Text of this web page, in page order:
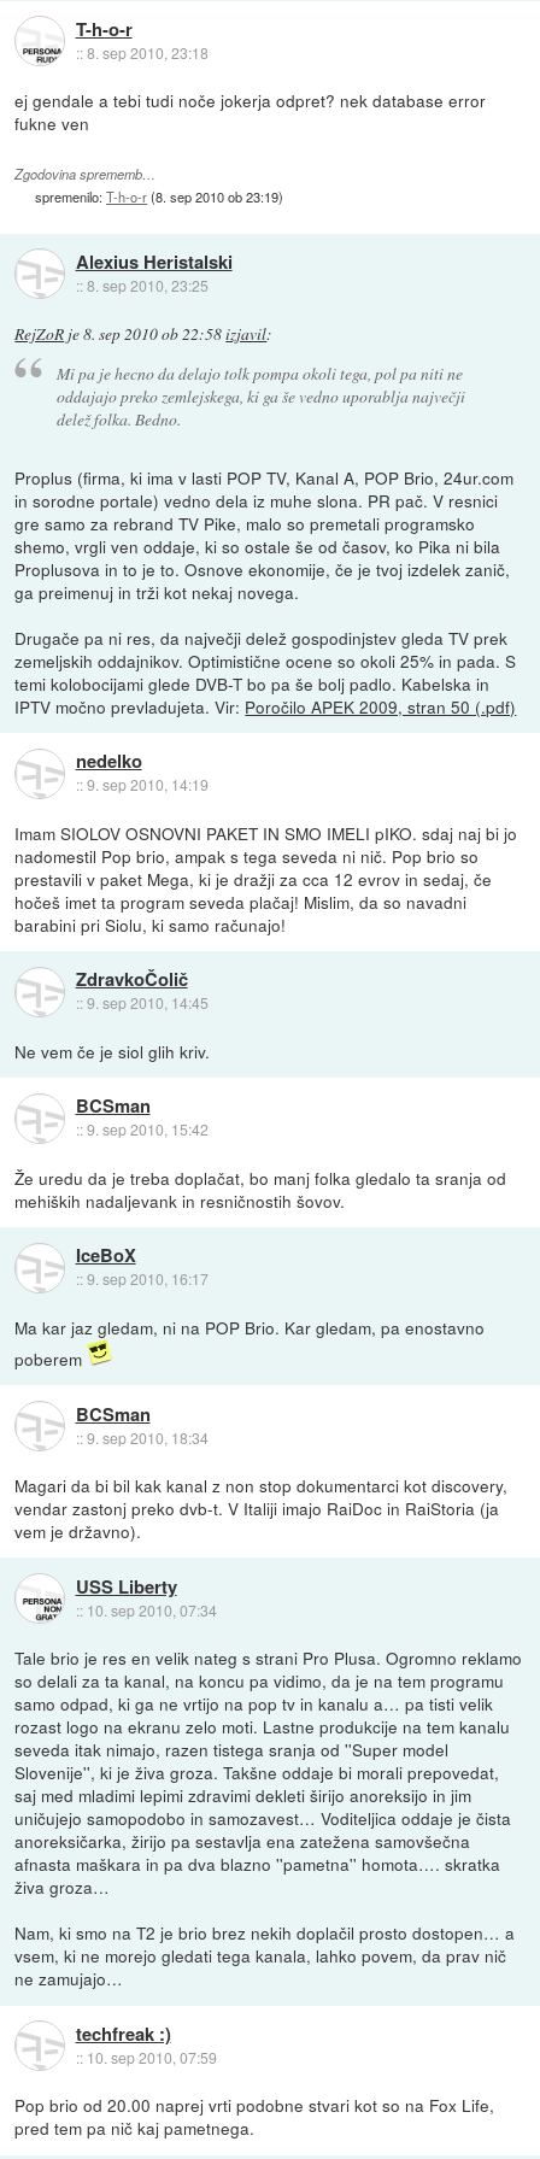
T-h-o-r
::8. sep 2010, 23:18
ej gendale a tebi tudi noče jokerja odpret? nek database error
fukne ven
Zgodovina sprememb…
spremenilo:T-h-o-r(8. sep 2010 ob 23:19)
Alexius Heristalski
::8. sep 2010, 23:25
RejZoR je8. sep 2010 ob 22:58izjavil:
Mi pa je hecno da delajo tolk pompa okoli tega, pol pa niti ne
oddajajo preko zemlejskega, ki ga še vedno uporablja največji
delež folka. Bedno.
Proplus (firma, ki ima v lasti POP TV, Kanal A, POP Brio, 24ur.com
in sorodne portale) vedno dela iz muhe slona. PR pač. V resnici
gre samo za rebrand TV Pike, malo so premetali programsko
shemo, vrgli ven oddaje, ki so ostale še od časov, ko Pika ni bila
Proplusova in to je to. Osnove ekonomije, če je tvoj izdelek zanič,
ga preimenuj in trži kot nekaj novega.
Drugače pa ni res, da največji delež gospodinjstev gleda TV prek
zemeljskih oddajnikov. Optimistične ocene so okoli 25% in pada. S
temi kolobocijami glede DVB-T bo pa še bolj padlo. Kabelska in
IPTV močno prevladujeta. Vir: Poročilo APEK 2009, stran 50 (.pdf)
nedelko
::9. sep 2010, 14:19
Imam SIOLOV OSNOVNI PAKET IN SMO IMELI pIKO. sdaj naj bi jo
nadomestil Pop brio, ampak s tega seveda ni nič. Pop brio so
prestavili v paket Mega, ki je dražji za cca 12 evrov in sedaj, če
hočeš imet ta program seveda plačaj! Mislim, da so navadni
barabini pri Siolu, ki samo računajo!
ZdravkoČolič
::9. sep 2010, 14:45
Ne vem če je siol glih kriv.
BCSman
::9. sep 2010, 15:42
Že uredu da je treba doplačat, bo manj folka gledalo ta sranja od
mehiških nadaljevank in resničnostih šovov.
IceBoX
::9. sep 2010, 16:17
Ma kar jaz gledam, ni na POP Brio. Kar gledam, pa enostavno
poberem
BCSman
::9. sep 2010, 18:34
Magari da bi bil kak kanal z non stop dokumentarci kot discovery,
vendar zastonj preko dvb-t. V Italiji imajo RaiDoc in RaiStoria (ja
vem je državno).
USS Liberty
:: 10. sep 2010, 07:34
Tale brio je res en velik nateg s strani Pro Plusa. Ogromno reklamo
so delali za ta kanal, na koncu pa vidimo, da je na tem programu
samo odpad, ki ga ne vrtijo na pop tv in kanalu a… pa tisti velik
rozast logo na ekranu zelo moti. Lastne produkcije na tem kanalu
seveda itak nimajo, razen tistega sranja od ''Super model
Slovenije'', ki je živa groza. Takšne oddaje bi morali prepovedat,
saj med mladimi lepimi zdravimi dekleti širijo anoreksijo in jim
uničujejo samopodobo in samozavest… Voditeljica oddaje je čista
anoreksičarka, žirijo pa sestavlja ena zatežena samovšečna
afnasta maškara in pa dva blazno ''pametna'' homota…. skratka
živa groza…
Nam, ki smo na T2 je brio brez nekih doplačil prosto dostopen… a
vsem, ki ne morejo gledati tega kanala, lahko povem, da prav nič
ne zamujajo…
techfreak :)
:: 10. sep 2010, 07:59
Pop brio od 20.00 naprej vrti podobne stvari kot so na Fox Life,
pred tem pa nič kaj pametnega.